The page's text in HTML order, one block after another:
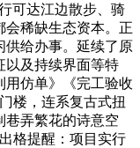
可达江边散步、骑
会稀缺生态资本。正
供给办事。延续了原
以及持续界面等特
用仿单》《完工验收
楼，连系复古式扭
巷弄繁花的诗意空
格提醒：项目实行